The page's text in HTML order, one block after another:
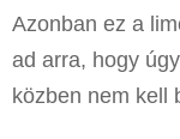
Azonban ez a
ad arra, hogy
közben nem kell